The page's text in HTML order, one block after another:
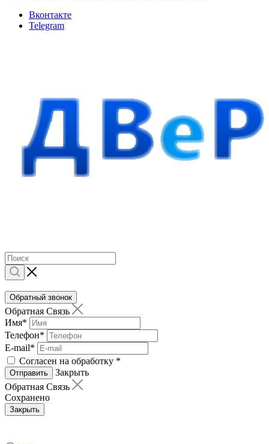
Вконтакте
Telegram
Обратный звонок
Обратная Связь
Имя*
Телефон*
E-mail*
Согласен на обработку *
Отправить
Закрыть
Обратная Связь
Сохранено
Закрыть